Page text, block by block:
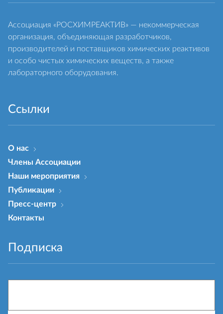
Ассоциация «РОСХИМРЕАКТИВ» — некоммерческая
организация, объединяющая разработчиков,
производителей и поставщиков химических реактивов
и особо чистых химических веществ, а также
лабораторного оборудования.
Ссылки
О нас
Члены Ассоциации
Наши мероприятия
Публикации
Пресс-центр
Контакты
Подписка